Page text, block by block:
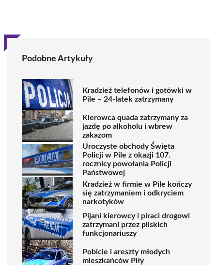
Podobne Artykuły
Kradzież telefonów i gotówki w
Pile – 24-latek zatrzymany
Kierowca quada zatrzymany za
jazdę po alkoholu i wbrew
zakazom
Uroczyste obchody Święta
Policji w Pile z okazji 107.
rocznicy powołania Policji
Państwowej
Kradzież w firmie w Pile kończy
się zatrzymaniem i odkryciem
narkotyków
Pijani kierowcy i piraci drogowi
zatrzymani przez pilskich
funkcjonariuszy
Pobicie i areszty młodych
mieszkańców Piły